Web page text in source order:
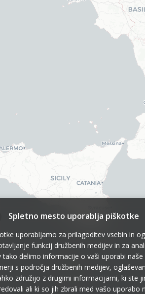
Spletno mesto uporablja piškotke
uporabljamo za prilagoditev vsebin in
funkcij družbenih medijev in za
tako delimo informacije o vaši uporabi naše
s področja družbenih medijev,
združijo z drugimi informacijami, ki ste
ali ki so jih zbrali med vašo uporabo